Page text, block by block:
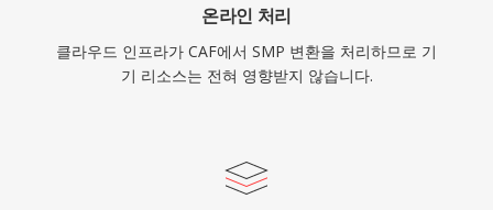
온라인 처리
클라우드 인프라가 CAF에서 SMP 변환을 처리하므로 기
기 리소스는 전혀 영향받지 않습니다.